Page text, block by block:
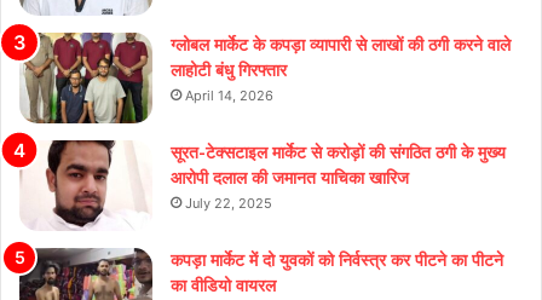
ग्लोबल मार्केट के कपड़ा व्यापारी से लाखों की ठगी करने वाले
लाहोटी बंधु गिरफ्तार
April 14, 2026
सूरत-टेक्सटाइल मार्केट से करोड़ों की संगठित ठगी के मुख्य
आरोपी दलाल की जमानत याचिका खारिज
July 22, 2025
कपड़ा मार्केट में दो युवकों को निर्वस्त्र कर पीटने का पीटने
का वीडियो वायरल